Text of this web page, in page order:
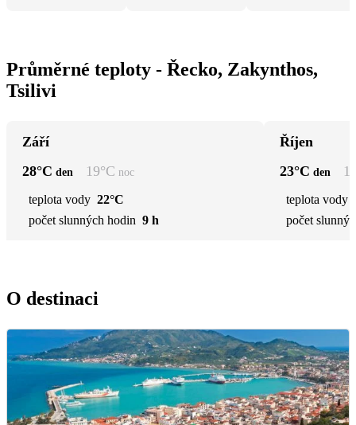
Průměrné teploty - Řecko, Zakynthos,
Tsilivi
Září
28°C den 19°C noc
teplota vody 22°C
počet slunných hodin 9 h
Říjen
23°C den
teplota vody
počet
O destinaci